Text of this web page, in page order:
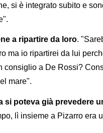
si è integrato subito e
a ripartire da loro.
ma io ripartirei da lui
consiglio a De Rossi?
mare".
si poteva già prevedere
lì insieme a Pizarro era